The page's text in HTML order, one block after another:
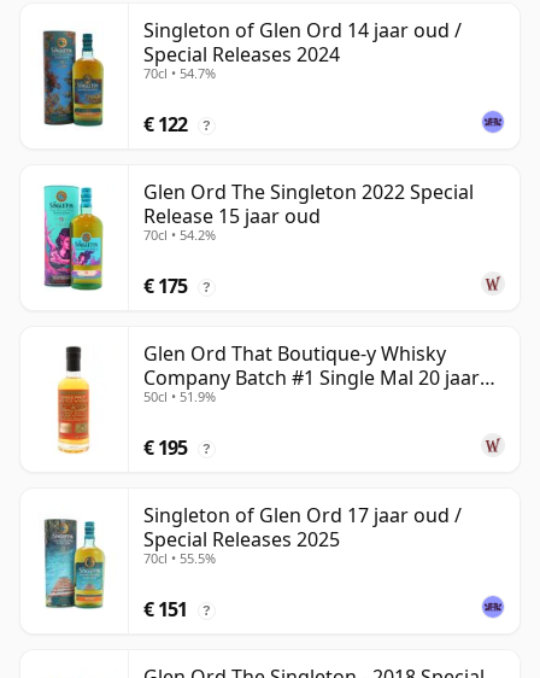
Singleton of Glen Ord 14 jaar oud /
Special Releases 2024
70cl • 54.7%
€ 122 ?
Glen Ord The Singleton 2022 Special
Release 15 jaar oud
70cl • 54.2%
€ 175 ?
Glen Ord That Boutique-y Whisky
Company Batch #1 Single Mal 20 jaar
oud
50cl • 51.9%
€ 195 ?
Singleton of Glen Ord 17 jaar oud /
Special Releases 2025
70cl • 55.5%
€ 151 ?